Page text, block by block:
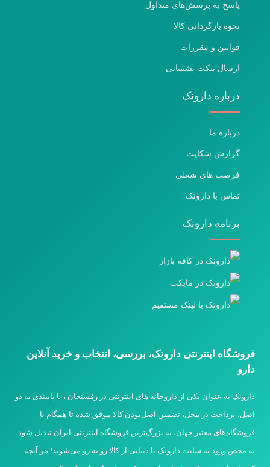
پاسخ به پرسش‌های متداول
نحوه بازگردانی کالا
قوانین و مقررات
ارسال تیکت پشتیبانی
درباره دارونک
درباره ما
گزارش شکایت
فرصت های شغلی
تماس با دارونک
برنامه دارونک
فروشگاه اینترنتی دارونک، بررسی، انتخاب و خرید آنلاین
دارو
دارونک به عنوان یکی از داروخانه های اینترنتی در رفسنجان ، با پایبندی به دو
اصل، پرداخت در محل، تضمین اصل‌بودن کالا موفق شده تا همگام با
فروشگاه‌های معتبر جهان، به بزرگ‌ترین فروشگاه اینترنتی ایران تبدیل شود.
به محض ورود به سایت دارونک با دنیایی از کالا رو به رو می‌شوید! هر آنچه